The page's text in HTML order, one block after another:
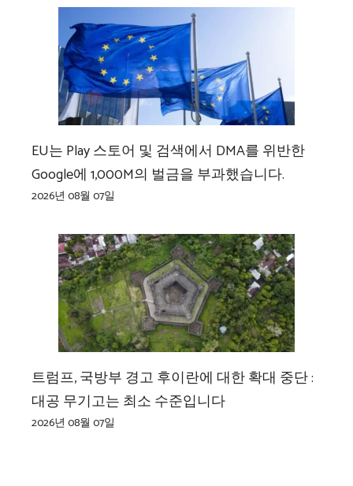
EU는 Play 스토어 및 검색에서 DMA를 위반한
Google에 1,000M의 벌금을 부과했습니다.
2026년 08월 07일
트럼프, 국방부 경고 후이란에 대한 확대 중단 :
대공 무기고는 최소 수준입니다
2026년 08월 07일